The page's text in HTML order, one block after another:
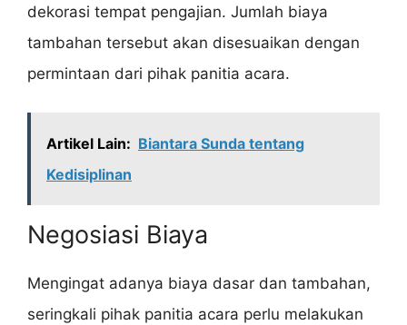
dekorasi tempat pengajian. Jumlah biaya
tambahan tersebut akan disesuaikan dengan
permintaan dari pihak panitia acara.
Artikel Lain: Biantara Sunda tentang
Kedisiplinan
Negosiasi Biaya
Mengingat adanya biaya dasar dan tambahan,
seringkali pihak panitia acara perlu melakukan